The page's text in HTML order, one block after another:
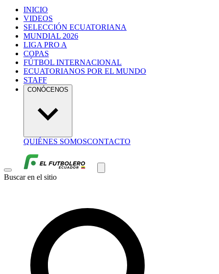
INICIO
VIDEOS
SELECCIÓN ECUATORIANA
MUNDIAL 2026
LIGA PRO A
COPAS
FÚTBOL INTERNACIONAL
ECUATORIANOS POR EL MUNDO
STAFF
CONÓCENOS
QUIÉNES SOMOSCONTACTO
Buscar en el sitio